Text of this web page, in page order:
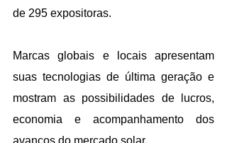
de 295 expositoras.
Marcas globais e locais apresentam
suas tecnologias de última geração e
mostram as possibilidades de lucros,
economia e acompanhamento dos
avanços do mercado solar.